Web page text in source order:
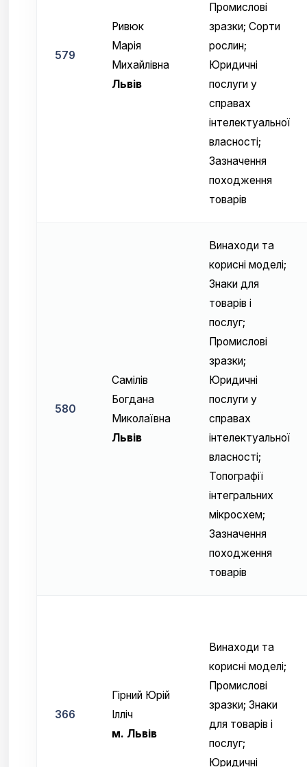
579
Ривюк
Марія
Михайлівна
Львів
Промислові
зразки; Сорти
рослин;
Юридичні
послуги у
справах
інтелектуальної
власності;
Зазначення
походження
товарів
580
Самілів
Богдана
Миколаївна
Львів
Винаходи та
корисні моделі;
Знаки для
товарів і
послуг;
Промислові
зразки;
Юридичні
послуги у
справах
інтелектуальної
власності;
Топографії
інтегральних
мікросхем;
Зазначення
походження
товарів
366
Гiрний Юрiй
Iллiч
м. Львів
Винаходи та
корисні моделі;
Промислові
зразки; Знаки
для товарів і
послуг;
Юридичні